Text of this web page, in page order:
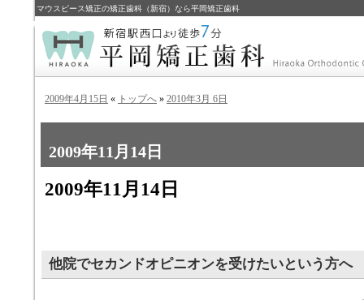
2009年11月14日
マウスピース矯正の矯正歯科（新宿）なら平岡矯正歯科
2009年4月15日 « トップへ » 2010年3月 6日
2009年11月14日
他院でセカンドオピニオンを受けたいという方へ